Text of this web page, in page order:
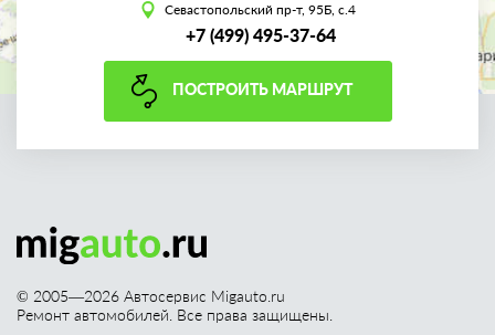
Севастопольский пр-т, 95Б, с.4
+7 (499) 495-37-64
ПОСТРОИТЬ МАРШРУТ
© 2005—2026 Автосервис Migauto.ru
Ремонт автомобилей. Все права защищены.